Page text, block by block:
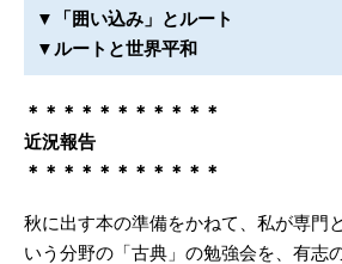
▼「囲い込み」とルート
▼ルートと世界平和
＊＊＊＊＊＊＊＊＊＊＊
近況報告
＊＊＊＊＊＊＊＊＊＊＊
秋に出す本の準備をかねて、私が専門
いう分野の「古典」の勉強会を、有志